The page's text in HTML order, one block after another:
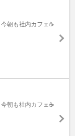
朝も社内カフェ☕️
朝も社内カフェ☕️